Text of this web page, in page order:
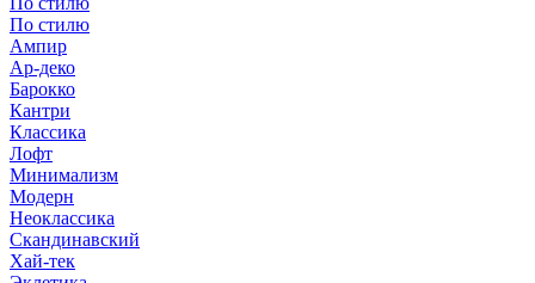
По стилю
Ампир
Ар-деко
Барокко
Кантри
Классика
Лофт
Минимализм
Модерн
Неоклассика
Скандинавский
Хай-тек